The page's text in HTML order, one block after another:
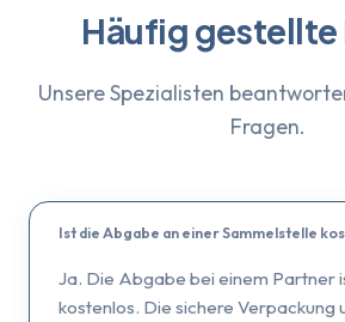
Häufig gestellte
Unsere Spezialisten
Fragen.
Ist die Abgabe an einer Sammelstelle
Ja. Die Abgabe bei einem Partner
kostenlos. Die sichere Verpackung